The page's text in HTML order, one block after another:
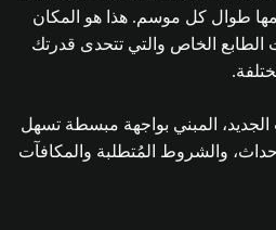
طوال كل موسم. هذا هو المكان
الطابع الخاص والتي تتحدى قدرتك
المبني بواجهة مبسطة تسهل
والشروط المُتطلبة والمكافآت